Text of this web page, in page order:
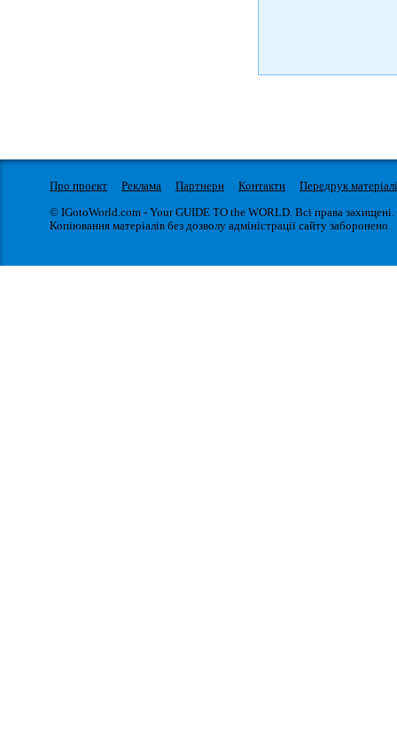
Про проект Реклама Партнери Контакти
Передрук
© IGotoWorld.com - Your GUIDE TO the WORLD. Всі права захищені.
Копіювання матеріалів без дозволу адміністрації сайту заборонено.